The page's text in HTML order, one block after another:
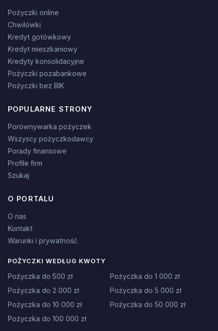
Pożyczki online
Chwilówki
Kredyt gotówkowy
Kredyt mieszkaniowy
Kredyty konsolidacyjne
Pożyczki pozabankowe
Pożyczki bez BIK
POPULARNE STRONY
Porównywarka pożyczek
Wszyscy pożyczkodawcy
Porady finansowe
Profile firm
Szukaj
O PORTALU
O nas
Kontakt
Warunki i prywatność
POŻYCZKI WEDŁUG KWOTY
Pożyczka do 500 zł
Pożyczka do 1 000 zł
Pożyczka do 2 000 zł
Pożyczka do 5 000 zł
Pożyczka do 10 000 zł
Pożyczka do 50 000 zł
Pożyczka do 100 000 zł